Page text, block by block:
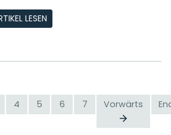
LESEN
4 5 6 7 Vorwärts